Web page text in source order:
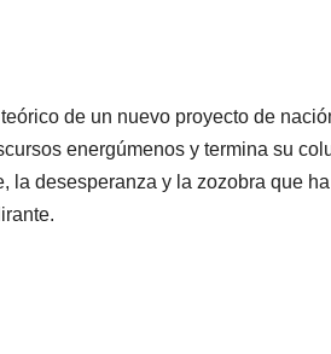
de un nuevo proyecto de
energúmenos y termina su
la desesperanza y la zozobra que